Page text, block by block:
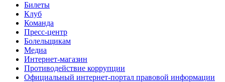
Билеты
Клуб
Команда
Пресс-центр
Болельщикам
Медиа
Интернет-магазин
Противодействие коррупции
Официальный интернет-портал правовой информации